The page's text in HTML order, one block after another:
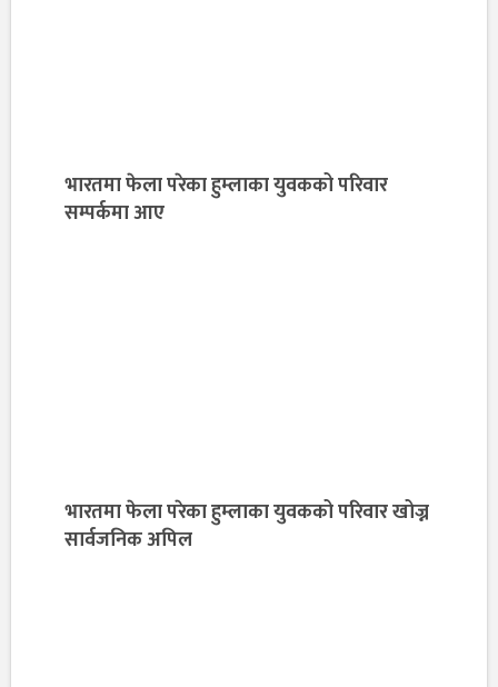
भारतमा फेला परेका हुम्लाका युवकको परिवार
सम्पर्कमा आए
भारतमा फेला परेका हुम्लाका युवकको परिवार खोज्न
सार्वजनिक अपिल